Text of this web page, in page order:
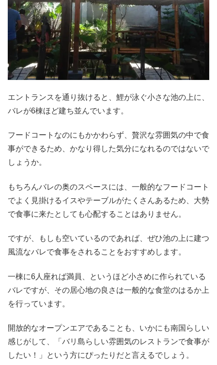
エントランスを通り抜けると、鯉が泳ぐ小さな池の上に、
バレが6棟ほど建ち並んでいます。
フードコートなのにもかかわらず、贅沢な雰囲気の中で食
事ができるため、かなり得した気分になれるのではないで
しょうか。
もちろんバレの奥のスペースには、一般的なフードコート
でよく見掛けるイスやテーブルがたくさんあるため、大勢
で食事に来たとしても心配することはありません。
ですが、もしも空いているのであれば、ぜひ池の上に建つ
風流なバレで食事をされることをおすすめします。
一棟に6人座れば満員、というほど小さめに作られている
バレですが、その居心地の良さは一般的な食堂のはるか上
を行っています。
開放的なオープンエアであることも、いかにも南国らしい
感じがして、「バリ島らしい雰囲気のレストランで食事が
したい！」という方にぴったりだと言えるでしょう。